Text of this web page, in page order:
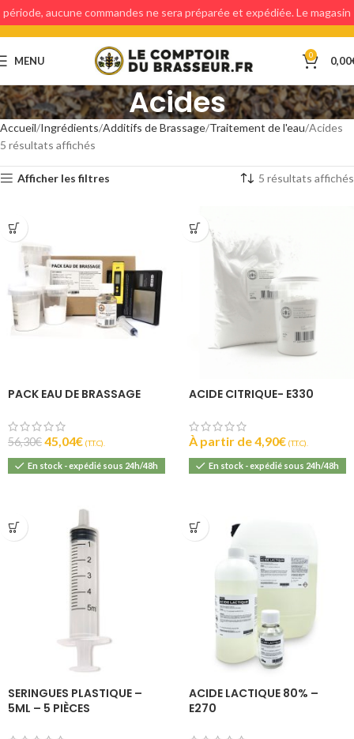
MENU 0 0,00
Acides
Accueil Ingrédients Additifs de Brassage Traitement de l'eau Acides
5 résultats affichés
Afficher les filtres 5 résultats affichés
PACK EAU DE BRASSAGE
56,30€45,04€ (T.T.C).
En stock - expédié sous 24h/48h
ACIDE CITRIQUE- E330
À partir de4,90€ (T.T.C).
En stock - expédié sous 24h/48h
SERINGUES PLASTIQUE –
5ML – 5 PIÈCES
ACIDE LACTIQUE 80% –
E270
période, aucune commandes ne sera préparée et expédiée. Le magasin
étant fermé, aucun retraits en magasin ne sera possible.